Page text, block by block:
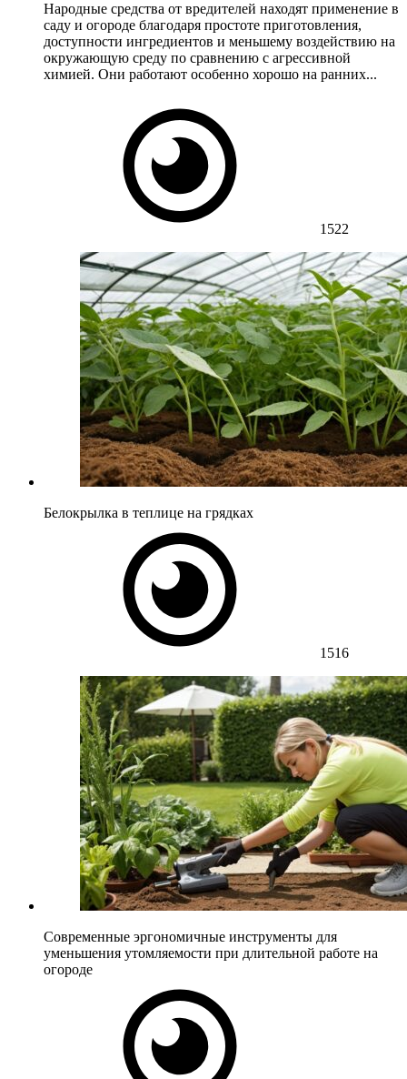
Народные средства от вредителей находят применение в
саду и огороде благодаря простоте приготовления,
доступности ингредиентов и меньшему воздействию на
окружающую среду по сравнению с агрессивной
химией. Они работают особенно хорошо на ранних...
1522
Белокрылка в теплице на грядках
1516
Современные эргономичные инструменты для
уменьшения утомляемости при длительной работе на
огороде